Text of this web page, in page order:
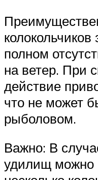
полном
на ветер. При
действие
что не может
рыболовом.
Важно: В
удилищ можно